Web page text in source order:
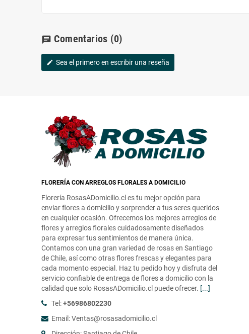
chat Comentarios (0)
edit Sea el primero en escribir una reseña
FLORERÍA CON ARREGLOS FLORALES A DOMICILIO
Florería RosasADomicilio.cl es tu mejor opción para
enviar flores a domicilio y sorprender a tus seres queridos
en cualquier ocasión. Ofrecemos los mejores arreglos de
flores y arreglos florales cuidadosamente diseñados
para expresar tus sentimientos de manera única.
Contamos con una gran variedad de rosas en Santiago
de Chile, así como otras flores frescas y elegantes para
cada momento especial. Haz tu pedido hoy y disfruta del
servicio confiable de entrega de flores a domicilio con la
calidad que solo RosasADomicilio.cl puede ofrecer. [...]
Tel:+56986802230
Email: Ventas@rosasadomicilio.cl